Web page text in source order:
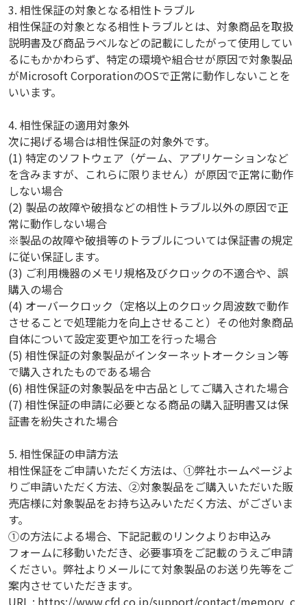
3. 相性保証の対象となる相性トラブル
相性保証の対象となる相性トラブルとは、対象商品を取扱
説明書及び商品ラベルなどの記載にしたがって使用してい
るにもかかわらず、特定の環境や組合せが原因で対象製品
がMicrosoft CorporationのOSで正常に動作しないことを
いいます。
4. 相性保証の適用対象外
次に掲げる場合は相性保証の対象外です。
(1) 特定のソフトウェア（ゲーム、アプリケーションなど
を含みますが、これらに限りません）が原因で正常に動作
しない場合
(2) 製品の故障や破損などの相性トラブル以外の原因で正
常に動作しない場合
※製品の故障や破損等のトラブルについては保証書の規定
に従い保証します。
(3) ご利用機器のメモリ規格及びクロックの不適合や、誤
購入の場合
(4) オーバークロック（定格以上のクロック周波数で動作
させることで処理能力を向上させること）その他対象商品
自体について設定変更や加工を行った場合
(5) 相性保証の対象製品がインターネットオークション等
で購入されたものである場合
(6) 相性保証の対象製品を中古品としてご購入された場合
(7) 相性保証の申請に必要となる商品の購入証明書又は保
証書を紛失された場合
5. 相性保証の申請方法
相性保証をご申請いただく方法は、①弊社ホームページよ
りご申請いただく方法、②対象製品をご購入いただいた販
売店様に対象製品をお持ち込みいただく方法、がございま
す。
①の方法による場合、下記記載のリンクよりお申込み
フォームに移動いただき、必要事項をご記載のうえご申請
ください。弊社よりメールにて対象製品のお送り先等をご
案内させていただきます。
URL : https://www.cfd.co.jp/support/contact/memory_c